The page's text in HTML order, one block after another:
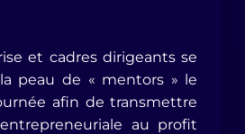
et cadres dirigeants se
peau de « mentors » le
afin de transmettre
au profit